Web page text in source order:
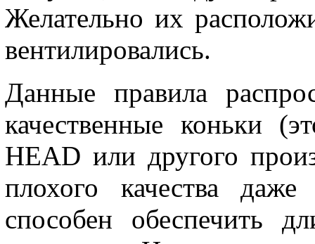
Желательно их
вентилировались.
Данные правила
качественные коньки
HEAD или другого
плохого качества
способен обеспечить